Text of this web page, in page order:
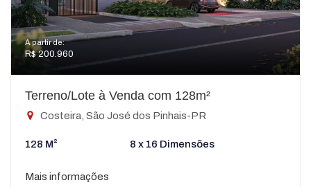
A partir de:
R$ 200.960
Terreno/Lote à Venda com 128m²
Costeira, São José dos Pinhais-PR
128 M² 8 x 16 Dimensões
Mais informações